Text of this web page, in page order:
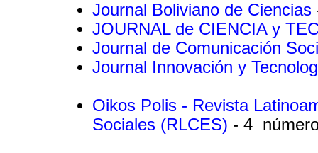
Journal Boliviano de Ciencias
JOURNAL de CIENCIA y
Journal de Comunicación
Journal Innovación y
Oikos Polis - Revista
Sociales (RLCES) - 4